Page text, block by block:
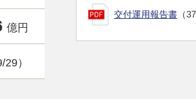
億円
）
交付運用報告書 （